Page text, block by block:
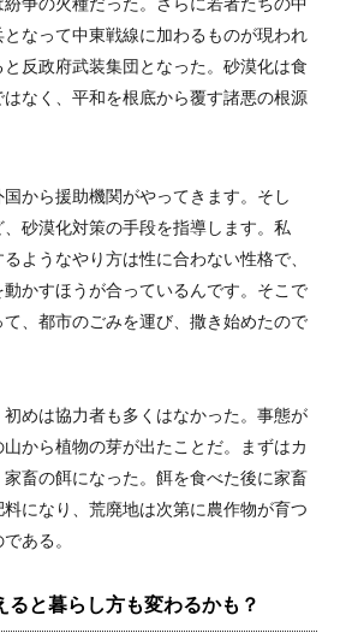
争の火種だった。さらに若者たちの中
なって中東戦線に加わるものが現われ
反政府武装集団となった。砂漠化は食
なく、平和を根底から覆す諸悪の根源
国から援助機関がやってきます。そし
砂漠化対策の手段を指導します。私
ようなやり方は性に合わない性格で、
かすほうが合っているんです。そこで
、都市のごみを運び、撒き始めたので
めは協力者も多くはなかった。事態が
から植物の芽が出たことだ。まずはカ
畜の餌になった。餌を食べた後に家畜
になり、荒廃地は次第に農作物が育つ
ある。
ると暮らし方も変わるかも？